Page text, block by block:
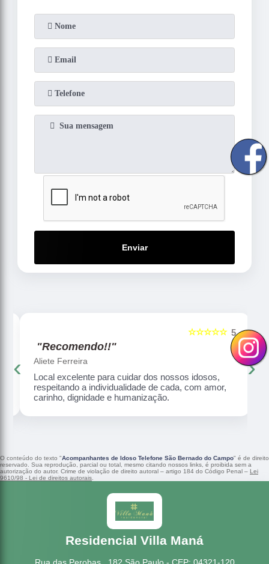
Enviar
5
☆☆☆☆☆
"Recomendo!!"
Aliete Ferreira
Local excelente para cuidar dos nossos idosos,
respeitando a individualidade de cada, com amor,
carinho, dignidade e humanização.
‹ ›
O conteúdo do texto "Acompanhantes de Idoso Telefone São Bernado do Campo" é de direito
reservado. Sua reprodução, parcial ou total, mesmo citando nossos links, é proibida sem a
autorização do autor. Crime de violação de direito autoral – artigo 184 do Código Penal – Lei
9610/98 - Lei de direitos autorais
Residencial Villa Maná
Rua das Perobas , 182 São Paulo - CEP: 04321-120